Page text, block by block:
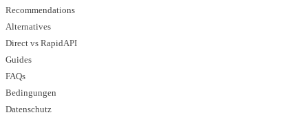
Recommendations
Alternatives
Direct vs RapidAPI
Guides
FAQs
Bedingungen
Datenschutz